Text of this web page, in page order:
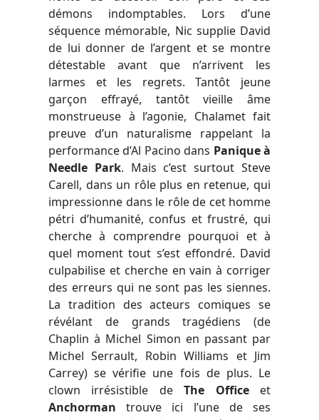
démons indomptables. Lors d’une
séquence mémorable, Nic supplie David
de lui donner de l’argent et se montre
détestable avant que n’arrivent les
larmes et les regrets. Tantôt jeune
garçon effrayé, tantôt vieille âme
monstrueuse à l’agonie, Chalamet fait
preuve d’un naturalisme rappelant la
performance d’Al Pacino dans Panique à
Needle Park. Mais c’est surtout Steve
Carell, dans un rôle plus en retenue, qui
impressionne dans le rôle de cet homme
pétri d’humanité, confus et frustré, qui
cherche à comprendre pourquoi et à
quel moment tout s’est effondré. David
culpabilise et cherche en vain à corriger
des erreurs qui ne sont pas les siennes.
La tradition des acteurs comiques se
révélant de grands tragédiens (de
Chaplin à Michel Simon en passant par
Michel Serrault, Robin Williams et Jim
Carrey) se vérifie une fois de plus. Le
clown irrésistible deThe Office et
Anchorman trouve ici l’une de ses